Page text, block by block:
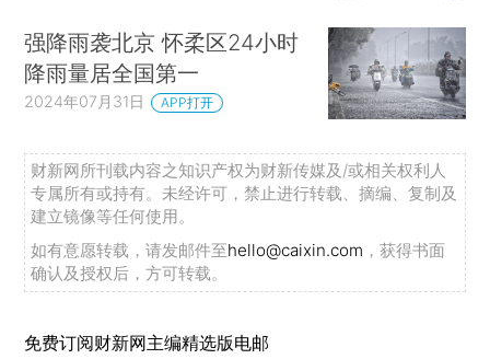
强降雨袭北京 怀柔区24小时
降雨量居全国第一
2024年07月31日 APP打开
财新网所刊载内容之知识产权为财新传媒及/或相关权利人
专属所有或持有。未经许可，禁止进行转载、摘编、复制及
建立镜像等任何使用。
如有意愿转载，请发邮件至hello@caixin.com ，获得书面
确认及授权后，方可转载。
免费订阅财新网主编精选版电邮